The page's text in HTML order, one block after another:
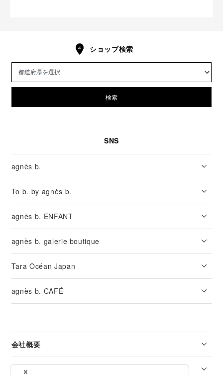
ショップ検索
検索
SNS
agnès b.
To b. by agnès b.
agnès b. ENFANT
agnès b. galerie boutique
Tara Océan Japan
agnès b. CAFÉ
会社概要
リーガル